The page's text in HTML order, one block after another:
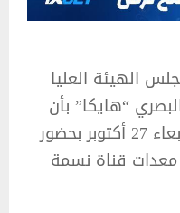
الهيئة العليا
“هايكا” بأن
الهيئة قامت صباح اليوم الأربعاء 27 أكتوبر بحضور
معدات قناة نسمة